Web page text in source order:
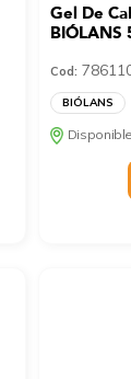
Gel De
BIÓLANS
Cod:
BIÓLANS